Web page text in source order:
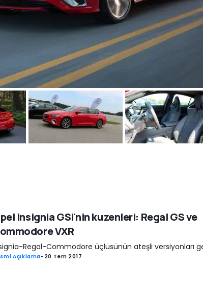
Insignia GSi'nin kuzenleri: Regal GS ve
VXR
Regal-Commodore üçlüsünün ateşli versiyonları
Açıklama- 20 Tem 2017